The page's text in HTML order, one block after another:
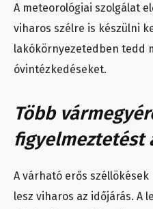
A meteorológiai szolgálat
viharos szélre is készülni
lakókörnyezetedben tedd
óvintézkedéseket.
Több
figyelmeztetést
A várható erős
lesz viharos az időjárás. A